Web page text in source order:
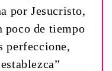
por Jesucristo,
poco de tiempo
perfeccione,